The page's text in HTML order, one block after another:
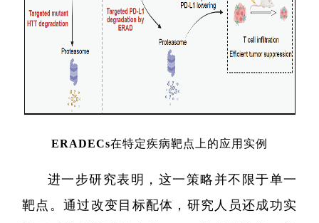
ERADECs在特定疾病靶点上的应用实例
进一步研究表明，这一策略并不限于单一
靶点。通过改变目标配体，研究人员还成功实